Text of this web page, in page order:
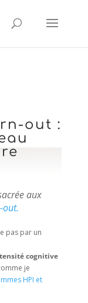
out :
aux
out.
pas par un
cognitive
je
HPI et